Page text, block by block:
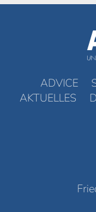
ADVICE
AKTUELLES